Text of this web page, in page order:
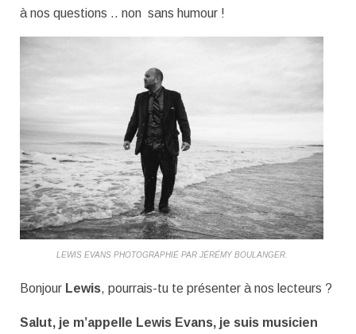
à nos questions .. non sans humour !
LEWIS EVANS PHOTOGRAPHIÉ PAR JÉRÉMY BOULANGER.
Bonjour Lewis, pourrais-tu te présenter à nos lecteurs ?
Salut, je m’appelle Lewis Evans, je suis musicien